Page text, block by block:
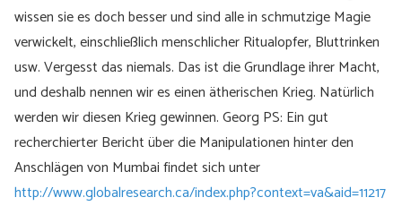
wissen sie es doch besser und sind alle in schmutzige Magie
verwickelt, einschließlich menschlicher Ritualopfer, Bluttrinken
usw. Vergesst das niemals. Das ist die Grundlage ihrer Macht,
und deshalb nennen wir es einen ätherischen Krieg. Natürlich
werden wir diesen Krieg gewinnen. Georg PS: Ein gut
recherchierter Bericht über die Manipulationen hinter den
Anschlägen von Mumbai findet sich unter
http://www.globalresearch.ca/index.php?context=va&aid=11217